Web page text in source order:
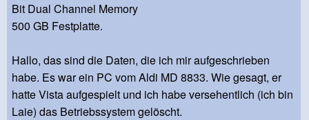
Bit Dual Channel Memory
500 GB Festplatte.
Hallo, das sind die Daten, die ich mir aufgeschrieben
habe. Es war ein PC vom Aldi MD 8833. Wie gesagt, er
hatte Vista aufgespielt und ich habe versehentlich (ich bin
Laie) das Betriebssystem gelöscht.